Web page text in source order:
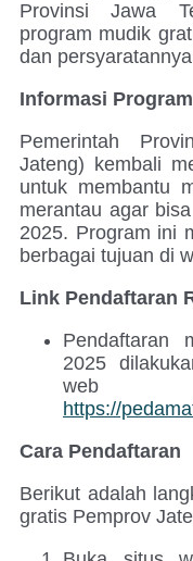
Provinsi Jawa
program mudik
dan
Informasi
Pemerintah
Jateng) kembali
untuk membantu
merantau agar
2025. Program ini
berbagai tujuan di
Link Pendaftaran
Pendaftaran
2025
https://
Cara Pendaftaran
Berikut adalah
gratis Pemprov